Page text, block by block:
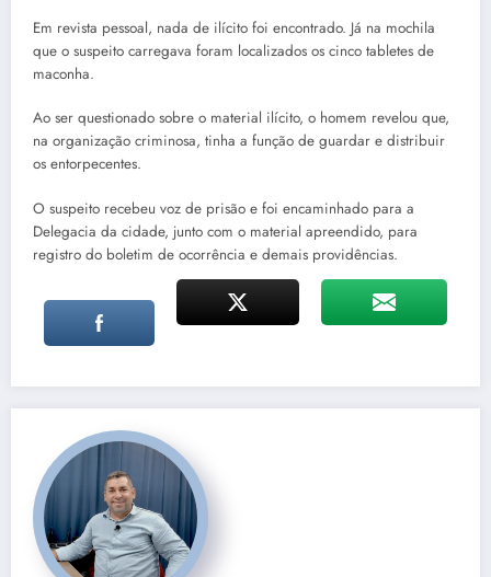
Em revista pessoal, nada de ilícito foi encontrado. Já na mochila
que o suspeito carregava foram localizados os cinco tabletes de
maconha.
Ao ser questionado sobre o material ilícito, o homem revelou que,
na organização criminosa, tinha a função de guardar e distribuir
os entorpecentes.
O suspeito recebeu voz de prisão e foi encaminhado para a
Delegacia da cidade, junto com o material apreendido, para
registro do boletim de ocorrência e demais providências.